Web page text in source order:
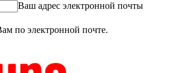
Ваш адрес электронной почты
по электронной почте.